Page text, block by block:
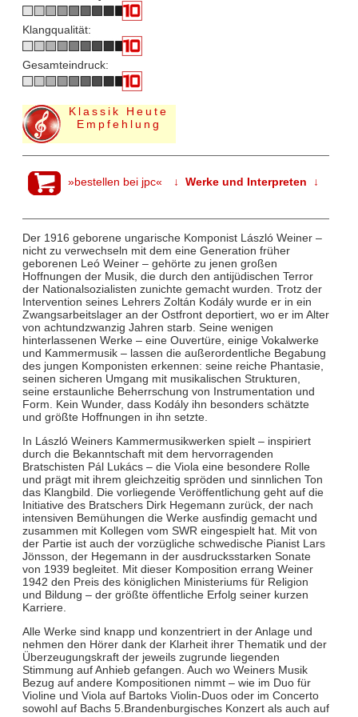
Klangqualität:
Gesamteindruck:
Klassik Heute
Empfehlung
»bestellen bei jpc« ↓ Werke und Interpreten ↓
Der 1916 geborene ungarische Komponist László Weiner –
nicht zu verwechseln mit dem eine Generation früher
geborenen Leó Weiner – gehörte zu jenen großen
Hoffnungen der Musik, die durch den antijüdischen Terror
der Nationalsozialisten zunichte gemacht wurden. Trotz der
Intervention seines Lehrers Zoltán Kodály wurde er in ein
Zwangsarbeitslager an der Ostfront deportiert, wo er im Alter
von achtundzwanzig Jahren starb. Seine wenigen
hinterlassenen Werke – eine Ouvertüre, einige Vokalwerke
und Kammermusik – lassen die außerordentliche Begabung
des jungen Komponisten erkennen: seine reiche Phantasie,
seinen sicheren Umgang mit musikalischen Strukturen,
seine erstaunliche Beherrschung von Instrumentation und
Form. Kein Wunder, dass Kodály ihn besonders schätzte
und größte Hoffnungen in ihn setzte.
In László Weiners Kammermusikwerken spielt – inspiriert
durch die Bekanntschaft mit dem hervorragenden
Bratschisten Pál Lukács – die Viola eine besondere Rolle
und prägt mit ihrem gleichzeitig spröden und sinnlichen Ton
das Klangbild. Die vorliegende Veröffentlichung geht auf die
Initiative des Bratschers Dirk Hegemann zurück, der nach
intensiven Bemühungen die Werke ausfindig gemacht und
zusammen mit Kollegen vom SWR eingespielt hat. Mit von
der Partie ist auch der vorzügliche schwedische Pianist Lars
Jönsson, der Hegemann in der ausdrucksstarken Sonate
von 1939 begleitet. Mit dieser Komposition errang Weiner
1942 den Preis des königlichen Ministeriums für Religion
und Bildung – der größte öffentliche Erfolg seiner kurzen
Karriere.
Alle Werke sind knapp und konzentriert in der Anlage und
nehmen den Hörer dank der Klarheit ihrer Thematik und der
Überzeugungskraft der jeweils zugrunde liegenden
Stimmung auf Anhieb gefangen. Auch wo Weiners Musik
Bezug auf andere Kompositionen nimmt – wie im Duo für
Violine und Viola auf Bartoks Violin-Duos oder im Concerto
sowohl auf Bachs 5.Brandenburgisches Konzert als auch auf